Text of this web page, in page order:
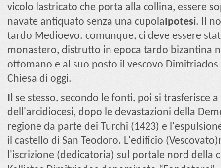
vicolo lastricato che porta alla collina, essere
navate antiquato senza una cupola Ipotesi. Il
tardo Medioevo. comunque, ci deve essere
monastero, distrutto in epoca tardo bizantina
ottomano e al suo posto il vescovo Dimitriados
Chiesa di oggi.
se stesso, secondo le fonti, poi si trasferisce
dell'arcidiocesi, dopo le devastazioni della
regione da parte dei Turchi (1423) e
il castello di San Teodoro. L'edificio
l'iscrizione (dedicatoria) sul portale nord della